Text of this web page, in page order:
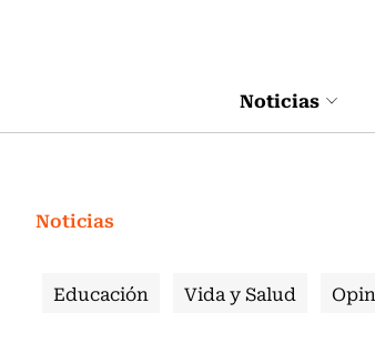
Noticias
Noticias
Educación Vida y Salud